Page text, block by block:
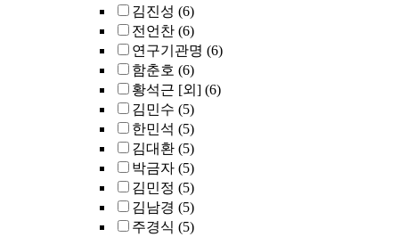
김진성 (6)
전언찬 (6)
연구기관명 (6)
함춘호 (6)
황석근 [외] (6)
김민수 (5)
한민석 (5)
김대환 (5)
박금자 (5)
김민정 (5)
김남경 (5)
주경식 (5)